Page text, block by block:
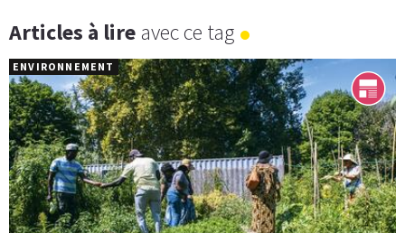
Articles à lire avec ce tag
ENVIRONNEMENT